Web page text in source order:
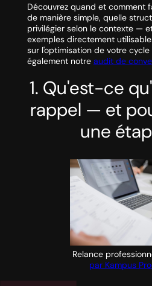
Découvrez quand et comment
de manière simple, quelle
privilégier selon le contexte —
exemples directement
sur l'optimisation de votre
également notre audit de
1. Qu'est-ce
rappel — et
une
Relance
par Kampus